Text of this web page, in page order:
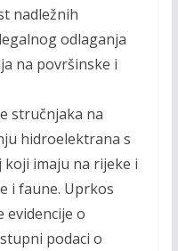
nadležnih
odlaganja
na površinske i
stručnjaka na
hidroelektrana s
imaju na rijeke i
i faune. Uprkos
evidencije o
podaci o